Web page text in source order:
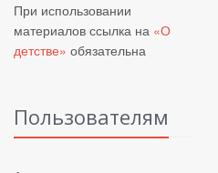
При использовании
материалов ссылка на «О
детстве» обязательна
Пользователям